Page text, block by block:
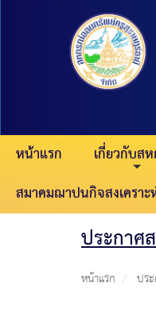
หน้าแรก เกี่ยวกับส
สมาคมฌาปนกิจสงเครา
ประกา
หน้าแรก ปร